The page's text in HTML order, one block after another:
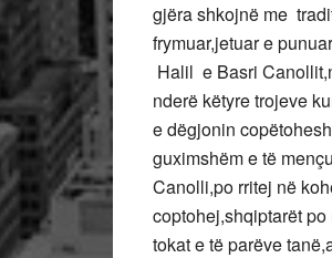
gjëra shkojnë me
frymuar,jetuar e
Halil e Basri
nderë këtyre trojeve
e dëgjonin
guximshëm e të
Canolli,po rritej në
coptohej,shqiptarët
tokat e të parëve